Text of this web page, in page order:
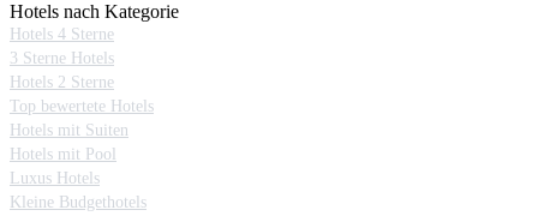
Hotels nach Kategorie
Hotels 4 Sterne
3 Sterne Hotels
Hotels 2 Sterne
Top bewertete Hotels
Hotels mit Suiten
Hotels mit Pool
Luxus Hotels
Kleine Budgethotels